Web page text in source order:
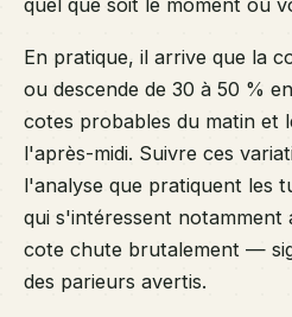
quel que soit le moment où
En pratique, il arrive que la
ou descende de 30 à 50 %
cotes probables du matin et
l'après-midi. Suivre ces
l'analyse que pratiquent les
qui s'intéressent notamment
cote chute brutalement —
des parieurs avertis.